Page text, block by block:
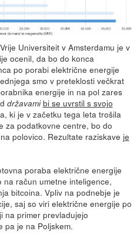
Universiteit v Amsterdamu je v
ocenil, da bo do konca
po porabi električne energije
smo v preteklosti večkrat
energije in na pol zares
državami bi se uvrstil s svojo
ki je v začetku tega leta trošila
za podatkovne centre, bo do
polovico. Rezultate raziskave je
poraba električne energije
račun umetne inteligence,
bitcoina. Vpliv na podnebje je
saj so viri električne energije po
na primer prevladujejo
pa je na Poljskem.